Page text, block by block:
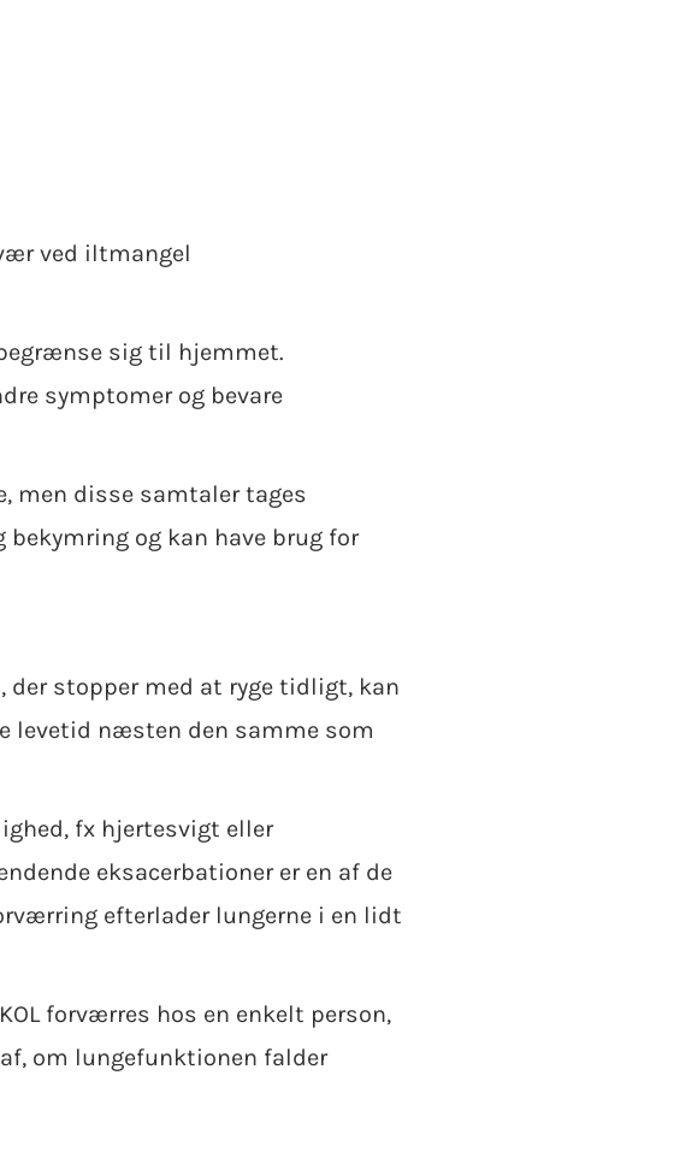
ved iltmangel
sig til hjemmet.
symptomer og bevare
men disse samtaler tages
og kan have brug for
der stopper med at ryge tidligt, kan
levetid næsten den samme som
fx hjertesvigt eller
eksacerbationer er en af de
efterlader lungerne i en lidt
forværres hos en enkelt person,
om lungefunktionen falder